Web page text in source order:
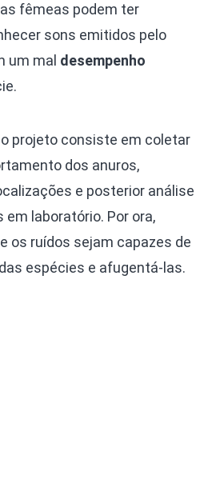
fêmeas podem ter
sons emitidos pelo
um mal desempenho
projeto consiste em coletar
dos anuros,
e posterior análise
laboratório. Por ora,
os ruídos sejam capazes de
espécies e afugentá-las.